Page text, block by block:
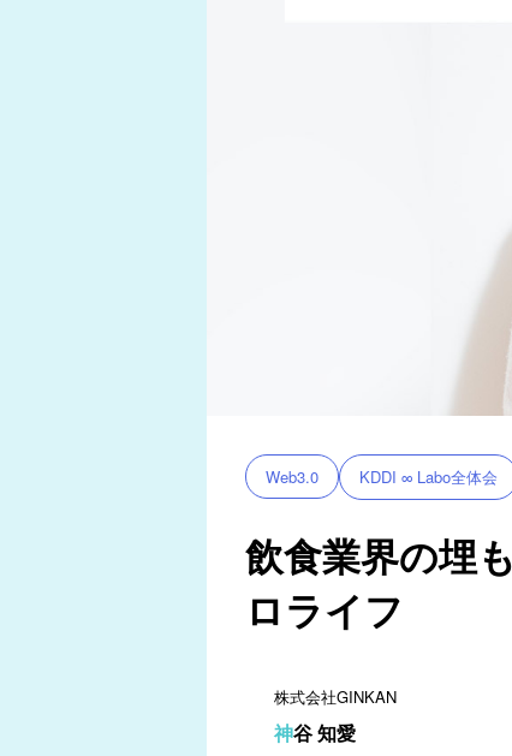
Web3.0 KDDI ∞ Labo全体会
飲食業界の埋
ロライフ
株式会社GINKAN
神谷 知愛